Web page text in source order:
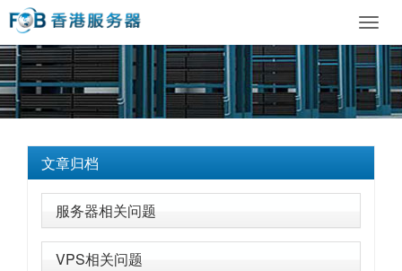
文章归档
服务器相关问题
VPS相关问题